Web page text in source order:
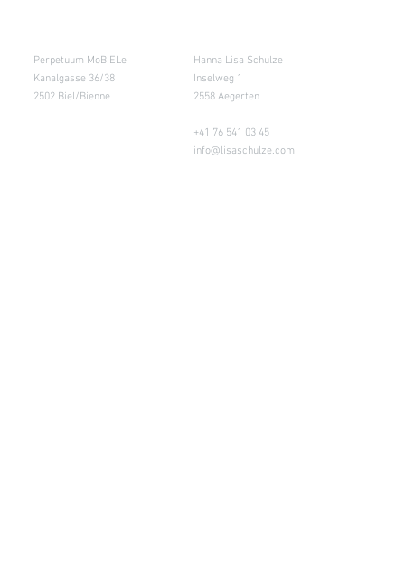
Perpetuum MoBIELe
Kanalgasse 36/38
2502 Biel/Bienne
Hanna Lisa Schulze
Inselweg 1
2558 Aegerten
+41 76 541 03 45
info@lisaschulze.com